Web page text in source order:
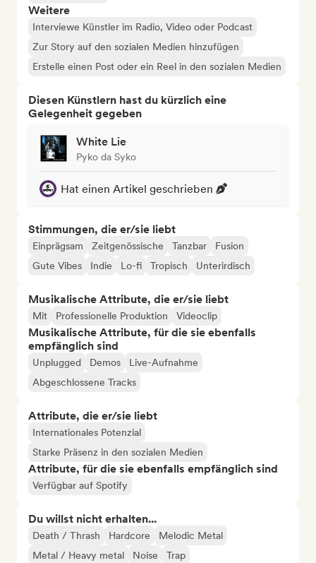
Weitere
Interviewe Künstler im Radio, Video oder Podcast
Zur Story auf den sozialen Medien hinzufügen
Erstelle einen Post oder ein Reel in den sozialen Medien
Diesen Künstlern hast du kürzlich eine
Gelegenheit gegeben
White Lie
Pyko da Syko
Hat einen Artikel geschrieben
Stimmungen, die er/sie liebt
Einprägsam Zeitgenössische Tanzbar
Fusion
Gute Vibes
Indie Lo-fi Tropisch Unterirdisch
Musikalische Attribute, die er/sie liebt
Mit Professionelle Produktion Videoclip
Musikalische Attribute, für die sie ebenfalls
empfänglich sind
Unplugged Demos
Live-Aufnahme
Abgeschlossene Tracks
Attribute, die er/sie liebt
Internationales Potenzial
Starke Präsenz in den sozialen Medien
Attribute, für die sie ebenfalls empfänglich sind
Verfügbar auf Spotify
Du willst nicht erhalten...
Death / Thrash Hardcore
Melodic Metal
Metal / Heavy metal
Noise Trap